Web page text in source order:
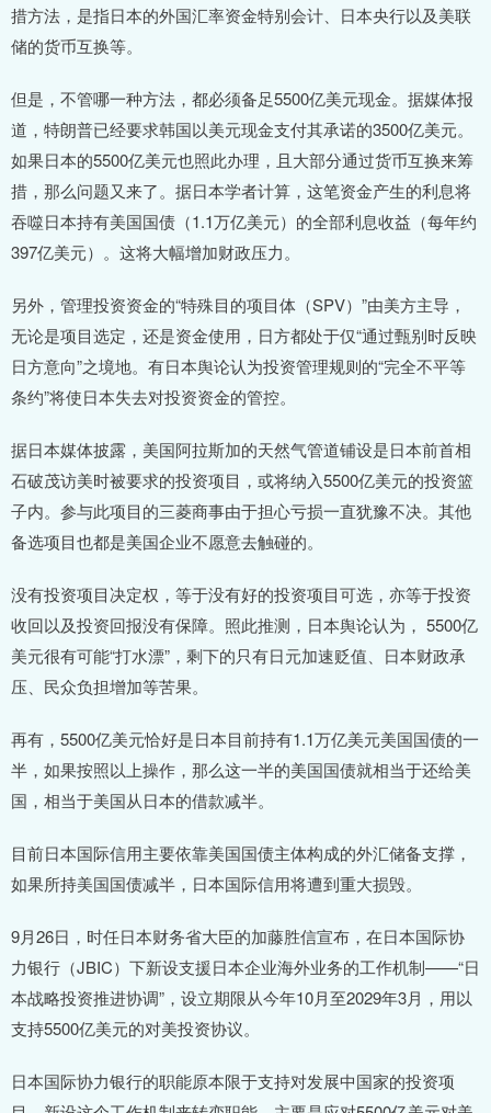
措方法，是指日本的外国汇率资金特别会计、日本央行以及美联
储的货币互换等。
但是，不管哪一种方法，都必须备足5500亿美元现金。据媒体报
道，特朗普已经要求韩国以美元现金支付其承诺的3500亿美元。
如果日本的5500亿美元也照此办理，且大部分通过货币互换来筹
措，那么问题又来了。据日本学者计算，这笔资金产生的利息将
吞噬日本持有美国国债（1.1万亿美元）的全部利息收益（每年约
397亿美元）。这将大幅增加财政压力。
另外，管理投资资金的“特殊目的项目体（SPV）”由美方主导，
无论是项目选定，还是资金使用，日方都处于仅“通过甄别时反映
日方意向”之境地。有日本舆论认为投资管理规则的“完全不平等
条约”将使日本失去对投资资金的管控。
据日本媒体披露，美国阿拉斯加的天然气管道铺设是日本前首相
石破茂访美时被要求的投资项目，或将纳入5500亿美元的投资篮
子内。参与此项目的三菱商事由于担心亏损一直犹豫不决。其他
备选项目也都是美国企业不愿意去触碰的。
没有投资项目决定权，等于没有好的投资项目可选，亦等于投资
收回以及投资回报没有保障。照此推测，日本舆论认为， 5500亿
美元很有可能“打水漂”，剩下的只有日元加速贬值、日本财政承
压、民众负担增加等苦果。
再有，5500亿美元恰好是日本目前持有1.1万亿美元美国国债的一
半，如果按照以上操作，那么这一半的美国国债就相当于还给美
国，相当于美国从日本的借款减半。
目前日本国际信用主要依靠美国国债主体构成的外汇储备支撑，
如果所持美国国债减半，日本国际信用将遭到重大损毁。
9月26日，时任日本财务省大臣的加藤胜信宣布，在日本国际协
力银行（JBIC）下新设支援日本企业海外业务的工作机制——“日
本战略投资推进协调”，设立期限从今年10月至2029年3月，用以
支持5500亿美元的对美投资协议。
日本国际协力银行的职能原本限于支持对发展中国家的投资项